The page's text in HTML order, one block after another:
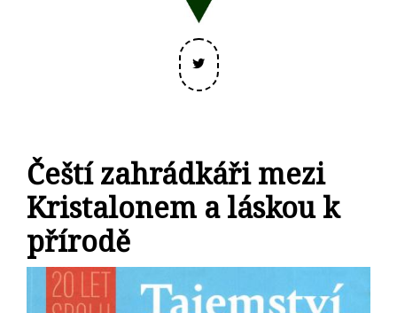
Čeští zahrádkáři mezi
Kristalonem a láskou k
přírodě